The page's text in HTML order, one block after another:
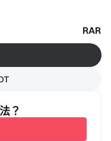
RARE
？